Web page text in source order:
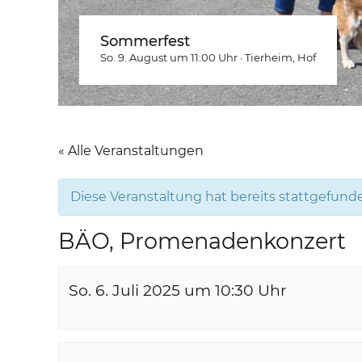
Sommerfest
So. 9. August um 11:00 Uhr ·Tierheim , Hof
« Alle Veranstaltungen
Diese Veranstaltung hat bereits
BÄO, Promenadenkonzert
So. 6. Juli 2025 um 10:30 Uhr